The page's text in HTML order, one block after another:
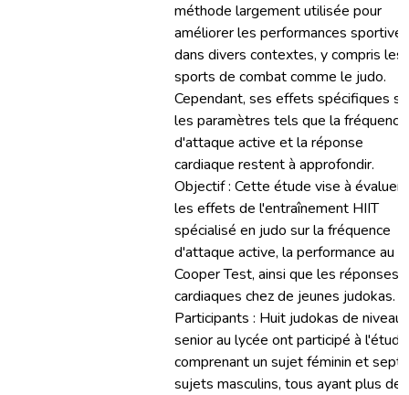
méthode largement utilisée pour
améliorer les performances sportives
dans divers contextes, y compris les
sports de combat comme le judo.
Cependant, ses effets spécifiques
les paramètres tels que la fréquence
d'attaque active et la réponse
cardiaque restent à approfondir.
Objectif : Cette étude vise à évaluer
les effets de l'entraînement HIIT
spécialisé en judo sur la fréquence
d'attaque active, la performance au
Cooper Test, ainsi que les réponses
cardiaques chez de jeunes judokas.
Participants : Huit judokas de niveau
senior au lycée ont participé à
comprenant un sujet féminin et sept
sujets masculins, tous ayant plus de